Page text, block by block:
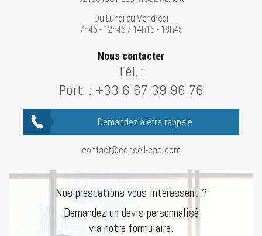
Du Lundi au Vendredi
7h45 - 12h45 / 14h15 - 18h45
Nous contacter
Tél. :
Port. : +33 6 67 39 96 76
Demandez à être rappelé
contact@conseil-cac.com
Nos prestations vous intéressent ?
Demandez un devis personnalisé
via notre formulaire.